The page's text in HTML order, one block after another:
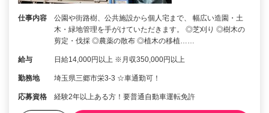
仕事内容
公園や街路樹、公共施設から個人宅まで、 幅広い造園・土
木・緑地管理を手がけていただきます。 ◎芝刈り ◎樹木の
剪定・伐採 ◎農薬の散布 ◎植木の移植……
給与 日給14,000円以上 ※月収350,000円以上
勤務地 埼玉県三郷市栄3-3 ☆車通勤可！
応募資格 経験2年以上ある方！要普通自動車運転免許